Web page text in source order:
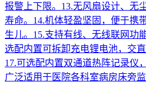
报警上下限。13.无风扇设计、无
寿命。14.机体轻盈坚固，便于携
生儿。15.支持有线、无线联网功
选配内置可拆卸充电锂电池，交
17.可选配内置双通道热阵记录仪
广泛适用于医院各科室病房床旁